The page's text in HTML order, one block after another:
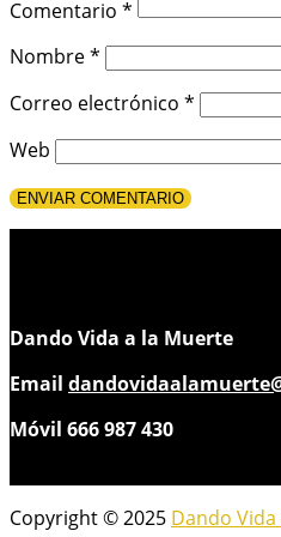
Comentario *
Nombre*
Correo electrónico *
Web
Dando Vida a la Muerte
Email
Móvil 666 987 430
Copyright © 2025 Dando